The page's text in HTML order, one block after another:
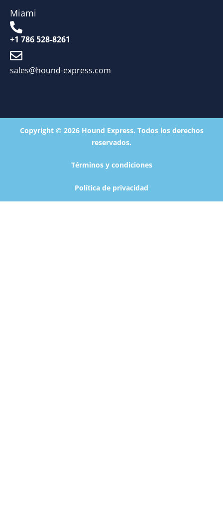
Miami
+1 786 528-8261
sales@hound-express.com
Copyright © 2026 Hound Express. Todos los derechos
reservados.
Términos y condiciones
Política de privacidad